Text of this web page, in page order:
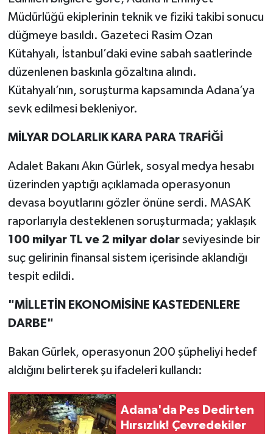
Müdürlüğü ekiplerinin teknik ve fiziki takibi sonucu
düğmeye basıldı. Gazeteci Rasim Ozan
Kütahyalı, İstanbul’daki evine sabah saatlerinde
düzenlenen baskınla gözaltına alındı.
Kütahyalı’nın, soruşturma kapsamında Adana’ya
sevk edilmesi bekleniyor.
MİLYAR DOLARLIK KARA PARA TRAFİĞİ
Adalet Bakanı Akın Gürlek, sosyal medya hesabı
üzerinden yaptığı açıklamada operasyonun
devasa boyutlarını gözler önüne serdi. MASAK
raporlarıyla desteklenen soruşturmada; yaklaşık
100 milyar TL ve 2 milyar dolarseviyesinde bir
suç gelirinin finansal sistem içerisinde aklandığı
tespit edildi.
"MİLLETİN EKONOMİSİNE KASTEDENLERE
DARBE"
Bakan Gürlek, operasyonun 200 şüpheliyi hedef
aldığını belirterek şu ifadeleri kullandı:
Adana'da Pes Dedirten
Hırsızlık! Çevredekiler